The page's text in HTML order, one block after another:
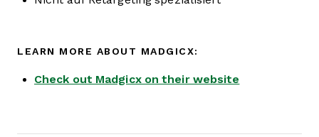
LEARN MORE ABOUT MADGICX:
Check out Madgicx on their website